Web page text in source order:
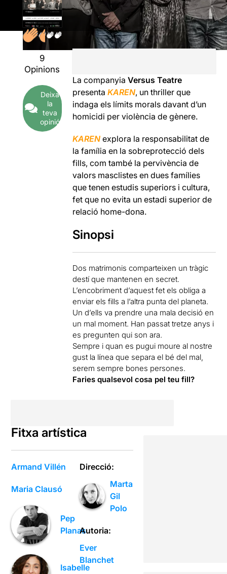
9
Opinions
Deixa
la
teva
opinió
La companyiaVersus Teatre
presentaKAREN, un thriller que
indaga els límits morals davant d’un
homicidi per violència de gènere.
KAREN explora la responsabilitat de
la família en la sobreprotecció dels
fills, com també la pervivència de
valors masclistes en dues famílies
que tenen estudis superiors i cultura,
fet que no evita un estadi superior de
relació home-dona.
Sinopsi
Dos matrimonis comparteixen un tràgic
destí que mantenen en secret.
L’encobriment d’aquest fet els obliga a
enviar els fills a l’altra punta del planeta.
Un d’ells va prendre una mala decisió en
un mal moment. Han passat tretze anys i
es pregunten qui son ara.
Sempre i quan es pugui moure al nostre
gust la línea que separa el bé del mal,
serem sempre bones persones.
Faries qualsevol cosa pel teu fill?
Fitxa artística
Armand Villén
Maria Clausó
Pep
Planas
Isabelle
Direcció:
Marta
Gil
Polo
Autoria:
Ever
Blanchet